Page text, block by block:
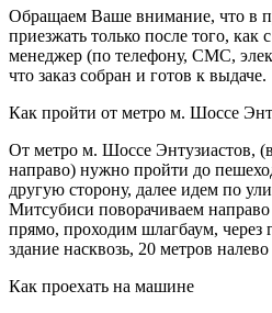
Обращаем Ваше внимание, что в
приезжать только после того, как
менеджер (по телефону, СМС,
что заказ собран и готов к выдаче.
Как пройти от метро м. Шоссе
От метро м. Шоссе Энтузиастов,
направо) нужно пройти до
другую сторону, далее идем по
Митсубиси поворачиваем
прямо, проходим шлагбаум, через
здание насквозь, 20 метров
Как проехать на машине